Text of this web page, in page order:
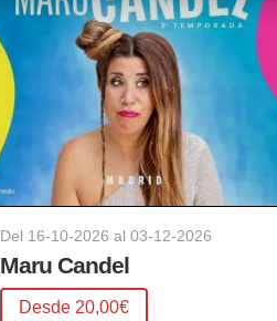
Del 16-10-2026 al03-12-2026
Maru Candel
Desde 20,00€